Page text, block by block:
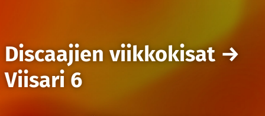
Discaajien viikkokisat→
Viisari 6